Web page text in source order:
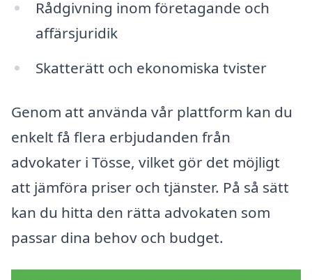
Rådgivning inom företagande och
affärsjuridik
Skatterätt och ekonomiska tvister
Genom att använda vår plattform kan du
enkelt få flera erbjudanden från
advokater i Tösse, vilket gör det möjligt
att jämföra priser och tjänster. På så sätt
kan du hitta den rätta advokaten som
passar dina behov och budget.